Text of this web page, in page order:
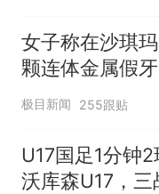
女子称在沙琪
颗连体金属假
极目新闻 255跟贴
U17国足1分钟
沃库森U17，三